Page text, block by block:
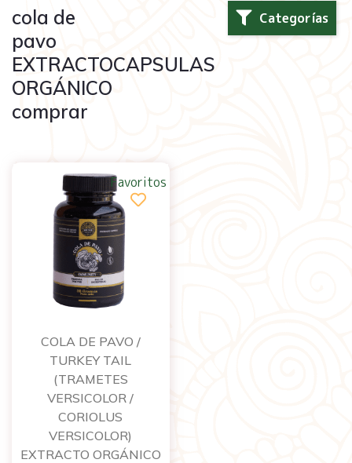
Categorías
cola de
pavo
EXTRACTOCAPSULAS
ORGÁNICO
comprar
COLA DE PAVO /
TURKEY TAIL
(TRAMETES
VERSICOLOR /
CORIOLUS
VERSICOLOR)
EXTRACTO ORGÁNICO
Favoritos